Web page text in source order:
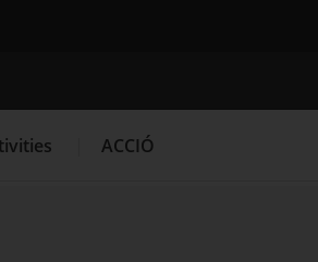
engine
ACCIÓ